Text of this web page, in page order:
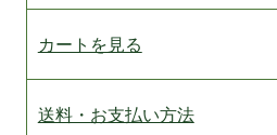
カートを見る
送料・お支払い方法